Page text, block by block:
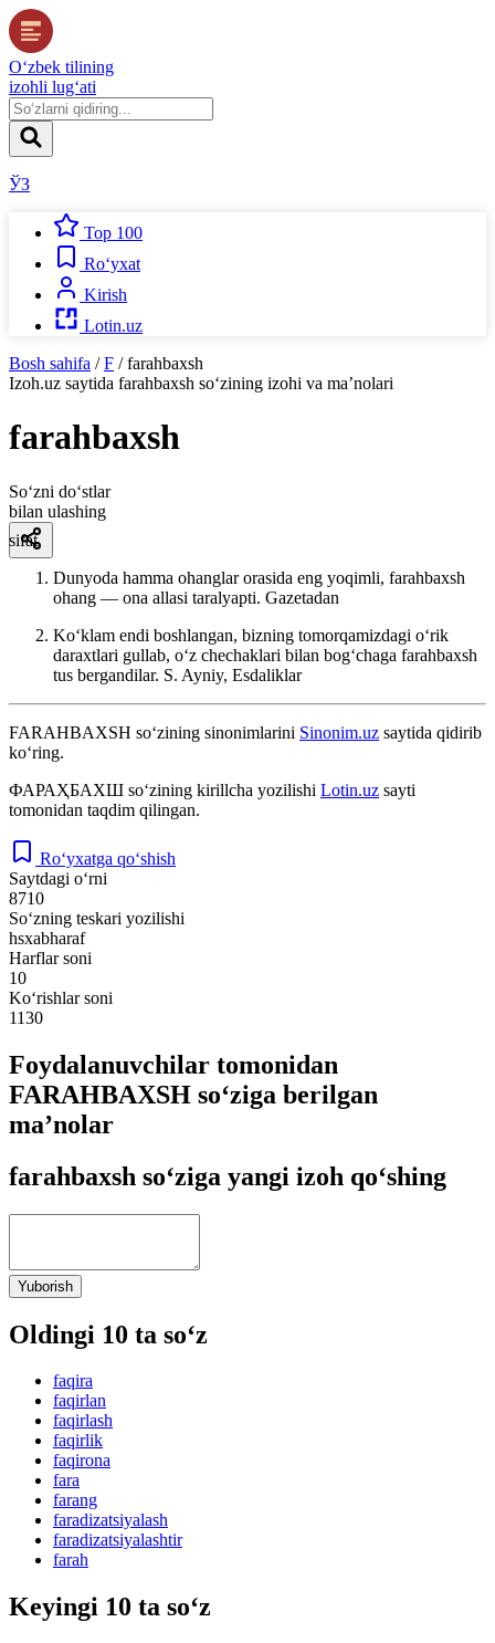
O‘zbek tilining
izohli lug‘ati
ЎЗ
Top 100
Ro‘yxat
Kirish
Lotin.uz
Bosh sahifa / F / farahbaxsh
Izoh.uz saytida farahbaxsh so‘zining izohi va ma’nolari
farahbaxsh
So‘zni do‘stlar
bilan ulashing
sifat
Dunyoda hamma ohanglar orasida eng yoqimli, farahbaxsh
ohang — ona allasi taralyapti. Gazetadan
Koʻklam endi boshlangan, bizning tomorqamizdagi oʻrik
daraxtlari gullab, oʻz chechaklari bilan bogʻchaga farahbaxsh
tus bergandilar. S. Ayniy, Esdaliklar
FARAHBAXSH so‘zining sinonimlarini Sinonim.uz saytida qidirib
ko‘ring.
ФАРАҲБАХШ so‘zining kirillcha yozilishi Lotin.uz sayti
tomonidan taqdim qilingan.
Ro‘yxatga qo‘shish
Saytdagi o‘rni
8710
So‘zning teskari yozilishi
hsxabharaf
Harflar soni
10
Ko‘rishlar soni
1130
Foydalanuvchilar tomonidan
FARAHBAXSH so‘ziga berilgan
ma’nolar
farahbaxsh so‘ziga yangi izoh qo‘shing
Yuborish
Oldingi 10 ta so‘z
faqira
faqirlan
faqirlash
faqirlik
faqirona
fara
farang
faradizatsiyalash
faradizatsiyalashtir
farah
Keyingi 10 ta so‘z